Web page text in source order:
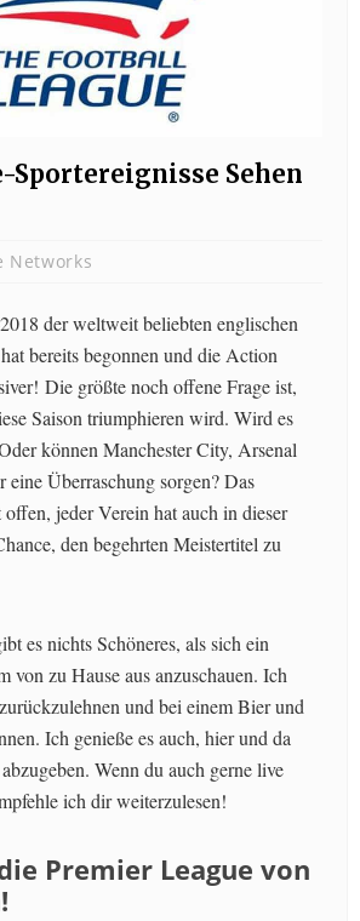
Sportereignisse Sehen
Networks
der weltweit beliebten englischen
bereits begonnen und die Action
Die größte noch offene Frage ist,
Saison triumphieren wird. Wird es
können Manchester City, Arsenal
Überraschung sorgen? Das
jeder Verein hat auch in dieser
den begehrten Meistertitel zu
es nichts Schöneres, als sich ein
von zu Hause aus anzuschauen. Ich
und bei einem Bier und
Ich genieße es auch, hier und da
Wenn du auch gerne live
ich dir weiterzulesen!
Premier League von